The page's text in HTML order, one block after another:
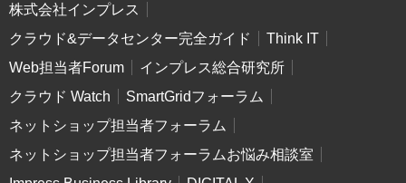
株式会社インプレス
クラウド&データセンター完全ガイド
Think IT
Web担当者Forum
インプレス総合研究所
クラウド Watch
SmartGridフォーラム
ネットショップ担当者フォーラム
ネットショップ担当者フォーラムお悩み相談室